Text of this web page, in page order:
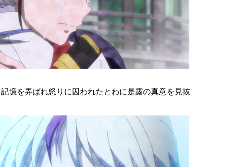
憶を弄ばれ怒りに囚われたとわに是露の真意を見抜